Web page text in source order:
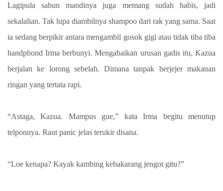
Lagipula sabun mandinya juga memang sudah habis, jadi
sekalalian. Tak lupa diambilnya shampoo dari rak yang sama. Saat
ia sedang berpikir antara mengambil gosok gigi atau tidak tiba tiba
handphond Irma berbunyi. Mengabaikan urusan gadis itu, Kazua
berjalan ke lorong sebelah. Dimana tanpak berjejer makanan
ringan yang tertata rapi.
“Astaga, Kazua. Mampus gue,” kata Irma begitu menutup
telponnya. Raut panic jelas terukir disana.
“Loe kenapa? Kayak kambing kebakarang jengot gitu?”